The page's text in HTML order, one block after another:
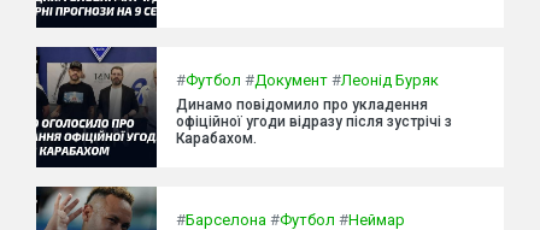
#Футбол #Документ #Леонід Буряк
Динамо повідомило про укладення
офіційної угоди відразу після зустрічі з
Карабахом.
#Барселона #Футбол #Неймар